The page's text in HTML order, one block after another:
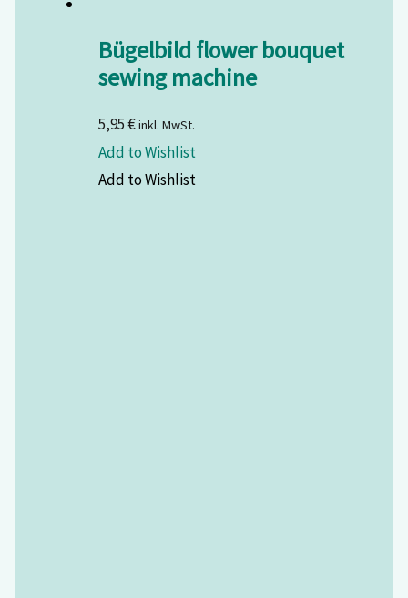
Bügelbild flower bouquet
sewing machine
5,95€inkl. MwSt.
Add to Wishlist
Add to Wishlist